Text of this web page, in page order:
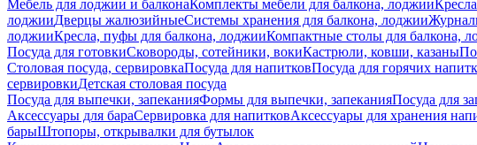
Мебель для лоджии и балконаКомплекты мебели для балкона, лоджии
лоджииДверцы жалюзийныеСистемы хранения для балкона, лоджии
лоджииКресла, пуфы для балкона, лоджииКомпактные столы для балкона,
Посуда для готовкиСковороды, сотейники, вокиКастрюли, ковши, казаны
Столовая посуда, сервировкаПосуда для напитковПосуда для горячих
сервировкиДетская столовая посуда
Посуда для выпечки, запеканияФормы для выпечки, запеканияПосуда для
Аксессуары для бараСервировка для напитковАксессуары для хранения
барыШтопоры, открывалки для бутылок